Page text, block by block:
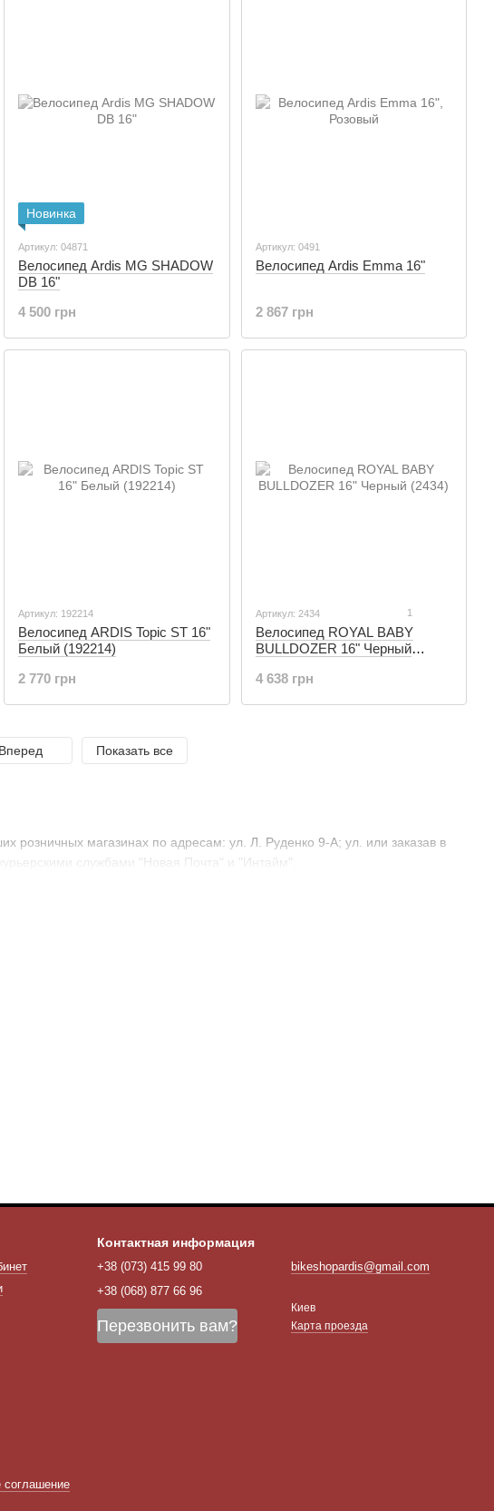
розничных магазинах по адресам: ул. Л. Руденко 9-А; ул. или заказав в
службами "Новая Почта" и "Интайм".
Новинка
Артикул: 04871
Велосипед Ardis MG SHADOW
DB 16"
4 500 грн
Артикул: 0491
Велосипед Ardis Emma 16"
2 867 грн
Артикул: 192214
Велосипед ARDIS Topic ST 16"
Белый (192214)
2 770 грн
Артикул: 2434 1
Велосипед ROYAL BABY
BULLDOZER 16" Черный
4 638 грн
Вперед Показать все
соглашение
Контактная информация
+38 (073) 415 99 80
+38 (068) 877 66 96
Перезвонить вам?
bikeshopardis@gmail.com
Киев
Карта проезда